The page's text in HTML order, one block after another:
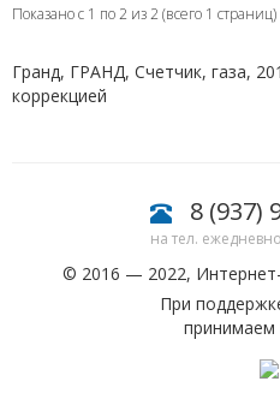
Показано с 1 по 2 из 2 (всего 1 страниц)
Гранд, ГРАНД, Счетчик, газа,
коррекцией
8 (937)
на тел.
© 2016 — 2022,
При
принимаем